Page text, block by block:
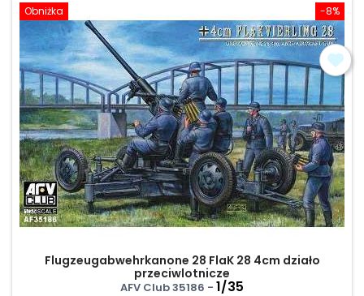
-8%
Obniżka
Flugzeugabwehrkanone 28 FlaK 28 4cm działo
przeciwlotnicze
AFV Club 35186 - 1/35